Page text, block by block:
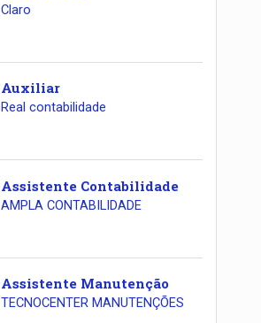
Claro
Auxiliar
Real contabilidade
Assistente Contabilidade
AMPLA CONTABILIDADE
Assistente Manutenção
TECNOCENTER MANUTENÇÕES